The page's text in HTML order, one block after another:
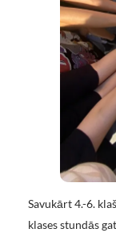
Savukārt 4.-6.
klases stundās